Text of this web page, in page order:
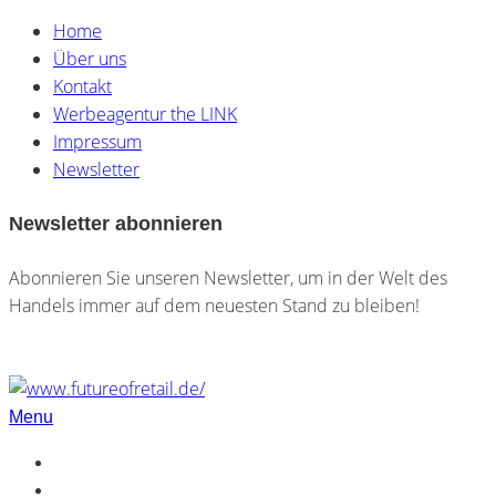
Home
Über uns
Kontakt
Werbeagentur the LINK
Impressum
Newsletter
Newsletter abonnieren
Abonnieren Sie unseren Newsletter, um in der Welt des
Handels immer auf dem neuesten Stand zu bleiben!
Menu